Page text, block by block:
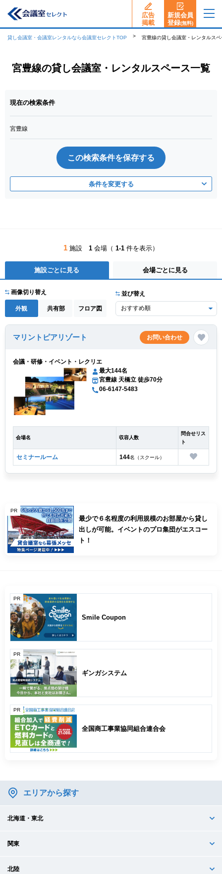
広告
揭載
新規会員
登録(無料)
貸し会議室・会議室レンタルなら会議室セレクトTOP 宮豊線の貸し会議室・レンタルス
宮豊線の貸し会議室・レンタルスペース一覧
現在の検索条件
宮豊線
この検索条件を保存する
条件を変更する
1 施設 1 会場（ 1-1 件を表示）
施設ごとに見る 会場ごとに見る
画像切り替え
外観 共有部 フロア図
並び替え
マリントピアリゾート お問い合わせ
会議・研修・イベント・レクリエ
最大144名
宮豊線 天橋立 徒歩70分
06-6147-5483
会場名 収容人数
問合せリス
ト
セミナールーム 144名（スクール）
PR
最少で６名程度の利用規模のお部屋から貸し
出しが可能。イベントのプロ集団がエスコー
ト！
PR
Smile Coupon
PR
ギンガシステム
PR
全国商工事業協同組合連合会
エリアから探す
北海道・東北
関東
北陸